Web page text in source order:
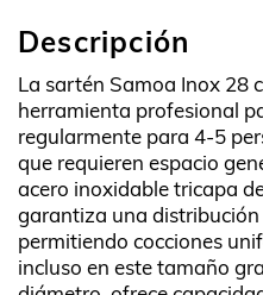
Descripción
La sartén Samoa Inox 28
herramienta profesional
regularmente para 4-5
que requieren espacio
acero inoxidable tricapa
garantiza una
permitiendo cocciones
incluso en este tamaño